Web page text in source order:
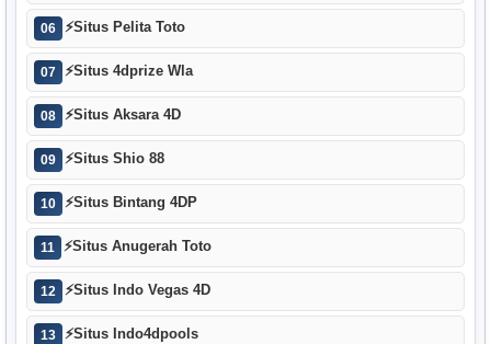
06 ⚡Situs Pelita Toto
07 ⚡Situs 4dprize Wla
08 ⚡Situs Aksara 4D
09 ⚡Situs Shio 88
10 ⚡Situs Bintang 4DP
11 ⚡Situs Anugerah Toto
12 ⚡Situs Indo Vegas 4D
13 ⚡Situs Indo4dpools